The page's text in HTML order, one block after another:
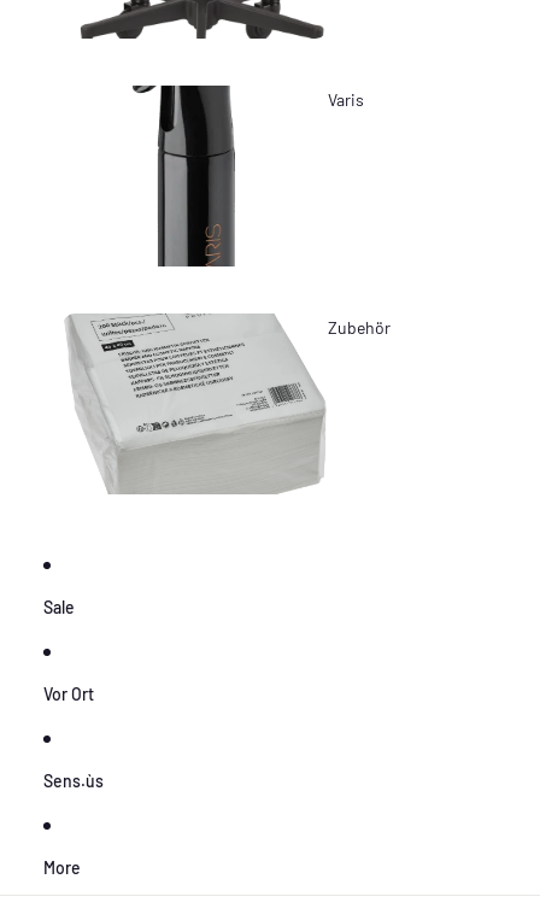
Varis
Zubehör
Sale
Vor Ort
Sens.ùs
More
Zu Produktinformationen springen